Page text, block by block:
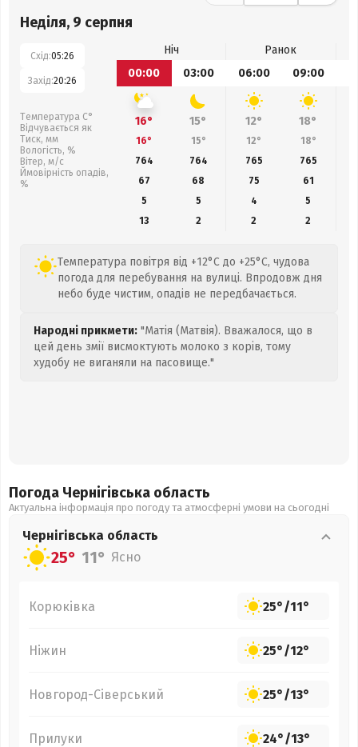
Неділя, 9 серпня
Схід:05:26
Захід:20:26
Температура С°
Відчувається як
Тиск, мм
Вологість, %
Вітер, м/с
Ймовірність опадів,
%
Ніч
Ранок
00:00
03:00 06:00 09:00
16° 15° 12° 18°
16° 15° 12° 18°
764
764 765 765
67
68 75 61
5
5 4
5
13
2 2 2
Температура повітря від +12°C до +25°C, чудова
погода для перебування на вулиці. Впродовж дня
небо буде чистим, опадів не передбачається.
Народні прикмети: "Матія (Матвія). Вважалося, що в
цей день змії висмоктують молоко з корів, тому
худобу не виганяли на пасовище."
Погода Чернігівська область
Актуальна інформація про погоду та атмосферні умови на сьогодні
Чернігівська область
25° 11° Ясно
Корюківка 25°/11°
Ніжин 25°/12°
Новгород-Сіверський 25°/13°
Прилуки 24°/13°